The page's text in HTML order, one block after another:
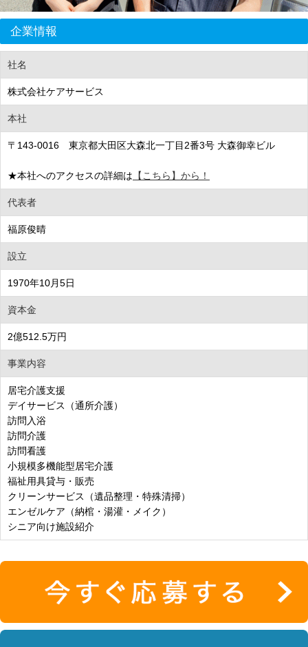
企業情報
社名
株式会社ケアサービス
本社
〒143-0016 東京都大田区大森北一丁目2番3号 大森御幸ビル
★本社へのアクセスの詳細は 【こちら】から！
代表者
福原俊晴
設立
1970年10月5日
資本金
2億512.5万円
事業内容
居宅介護支援
デイサービス（通所介護）
訪問入浴
訪問介護
訪問看護
小規模多機能型居宅介護
福祉用具貸与・販売
クリーンサービス（遺品整理・特殊清掃）
エンゼルケア（納棺・湯灌・メイク）
シニア向け施設紹介